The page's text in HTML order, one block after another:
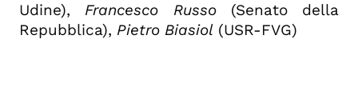
Udine), Francesco Russo(Senato della
Repubblica), Pietro Biasiol (USR-FVG)